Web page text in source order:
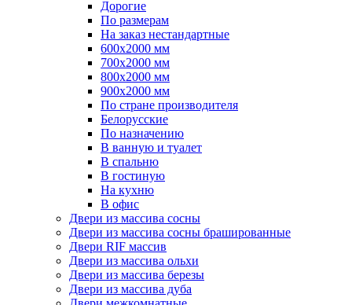
Дорогие
По размерам
На заказ нестандартные
600х2000 мм
700х2000 мм
800х2000 мм
900х2000 мм
По стране производителя
Белорусские
По назначению
В ванную и туалет
В спальню
В гостиную
На кухню
В офис
Двери из массива сосны
Двери из массива сосны брашированные
Двери RIF массив
Двери из массива ольхи
Двери из массива березы
Двери из массива дуба